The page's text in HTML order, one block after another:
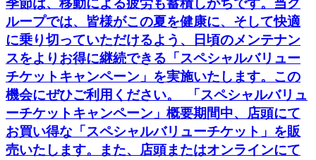
季節は、移動による疲労も蓄積しがちです。当グ
ループでは、皆様がこの夏を健康に、そして快適
に乗り切っていただけるよう、日頃のメンテナン
スをよりお得に継続できる「スペシャルバリュー
チケットキャンペーン」を実施いたします。この
機会にぜひご利用ください。 「スペシャルバリュ
ーチケットキャンペーン」概要期間中、店頭にて
お買い得な「スペシャルバリューチケット」を販
売いたします。また、店頭またはオンラインにて